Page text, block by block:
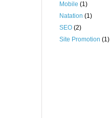
Mobile (1)
Natation (1)
SEO(2)
Site Promotion (1)